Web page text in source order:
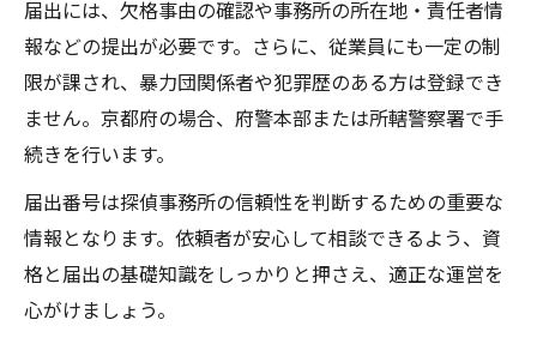
届出には、欠格事由の確認や事務所の所在地・責任者情
報などの提出が必要です。さらに、従業員にも一定の制
限が課され、暴力団関係者や犯罪歴のある方は登録でき
ません。京都府の場合、府警本部または所轄警察署で手
続きを行います。
届出番号は探偵事務所の信頼性を判断するための重要な
情報となります。依頼者が安心して相談できるよう、資
格と届出の基礎知識をしっかりと押さえ、適正な運営を
心がけましょう。